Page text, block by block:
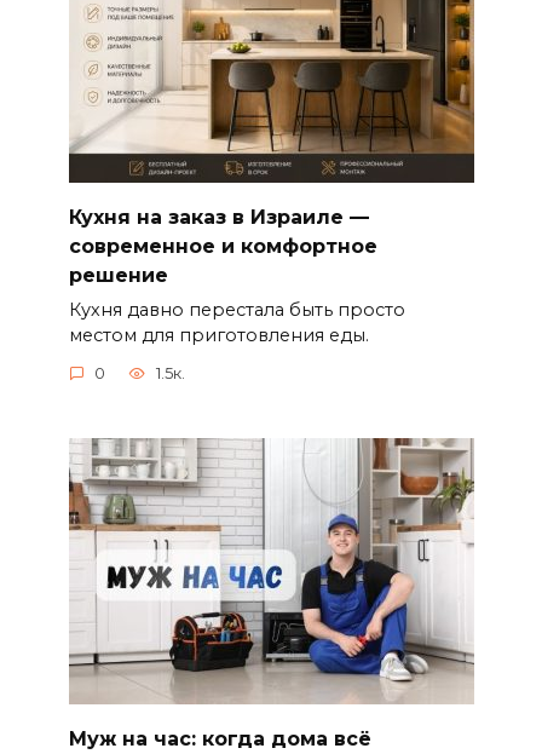
Кухня на заказ в Израиле —
современное и комфортное
решение
Кухня давно перестала быть просто
местом для приготовления еды.
0 1.5к.
Муж на час: когда дома всё